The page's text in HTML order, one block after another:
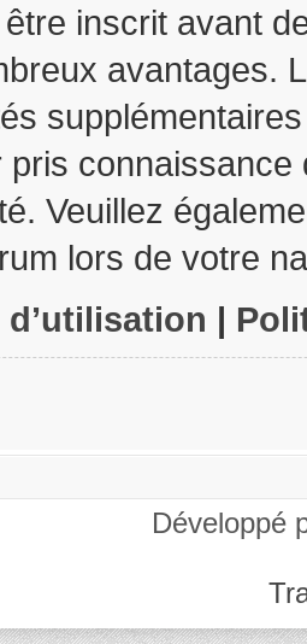
inscrit avant
avantages.
pris
Veuillez
lors de votre
|
Développé